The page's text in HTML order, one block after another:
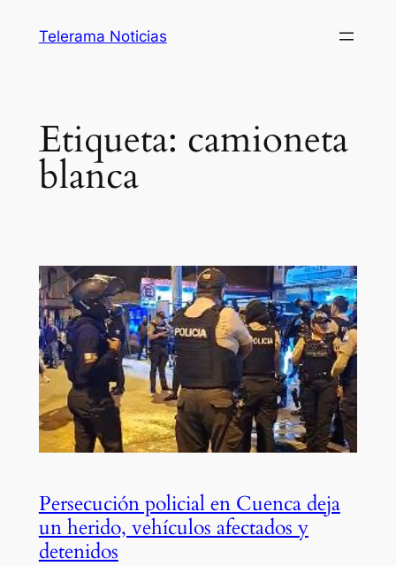
Telerama Noticias
Etiqueta: camioneta
blanca
Persecución policial en Cuenca deja
un herido, vehículos afectados y
detenidos